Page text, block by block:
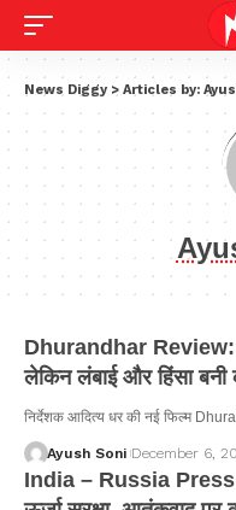
News Diggy > Articles by:
Dhurandhar Review:
लेकिन लंबाई और हिंसा बनी
निर्देशक आदित्य धर की नई फिल्म
Ayush Soni December 6,
India – Russia Press